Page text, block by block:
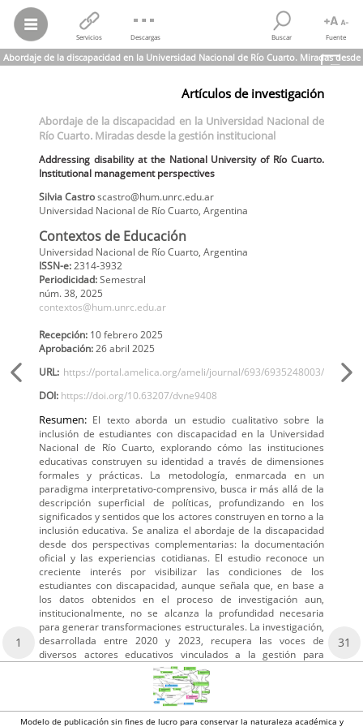
Servicios Descargas Buscar Fuente
Abordaje de la discapacidad en la Universidad Nacional de Río Cuarto. Miradas desde
la gestión institucional
Silvia Castro
Cuarto.Miradas desde la gestión institucional
Addressing disability at the National University of Río Cuarto.
Contextos de Educación, núm. 38, 2025
Universidad Nacional de Río Cuarto
Artículos de investigación
Abordaje de la discapacidad en la Universidad Nacional de
Río Cuarto. Miradas desde la gestión institucional
Addressing disability at the National University of Río Cuarto.
Institutional management perspectives
SilviaCastroscastro@hum.unrc.edu.ar
Universidad Nacional de Río Cuarto, Argentina
Contextos de Educación
Universidad Nacional de Río Cuarto, Argentina
ISSN-e:2314-3932
Periodicidad:Semestral
núm. 38, 2025
contextos@hum.unrc.edu.ar
Recepción:
10 febrero 2025
Aprobación:
26 abril 2025
URL: https://portal.amelica.org/ameli/journal/693/6935248003/
DOI: https://doi.org/10.63207/dvne9408
Resumen: El texto aborda un estudio cualitativo sobre la
inclusión de estudiantes con discapacidad en la Universidad
Nacional de Río Cuarto, explorando cómo las instituciones
educativas construyen su identidad a través de dimensiones
formales y prácticas. La metodología, enmarcada en un
paradigma interpretativo-comprensivo, busca ir más allá de la
descripción superficial de políticas, profundizando en los
significados y sentidos que los actores construyen en torno a la
inclusión educativa. Se analiza el abordaje de la discapacidad
desde dos perspectivas complementarias: la documentación
oficial y las experiencias cotidianas. El estudio reconoce un
creciente interés por visibilizar las condiciones de los
estudiantes con discapacidad, aunque señala que, en base a
los datos obtenidos en el proceso de investigación aun,
institucionalmente, no se alcanza la profundidad necesaria
para generar transformaciones estructurales. La investigación,
desarrollada entre 2020 y 2023, recupera las voces de
diversos actores educativos vinculados a la gestión para
1 31
Modelo de publicación sin fines de lucro para conservar la naturaleza académica y